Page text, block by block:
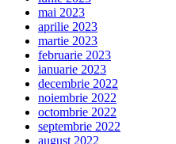
mai 2023
aprilie 2023
martie 2023
februarie 2023
ianuarie 2023
decembrie 2022
noiembrie 2022
octombrie 2022
septembrie 2022
august 2022